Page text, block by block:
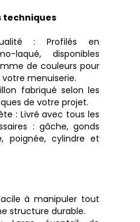
techniques
: Profilés en
laqué, disponibles
de couleurs pour
menuiserie.
fabriqué selon les
de votre projet.
: Livré avec tous les
: gâche, gonds
poignée, cylindre et
à manipuler tout
structure durable.